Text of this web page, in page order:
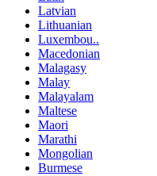
Latvian
Lithuanian
Luxembou..
Macedonian
Malagasy
Malay
Malayalam
Maltese
Maori
Marathi
Mongolian
Burmese